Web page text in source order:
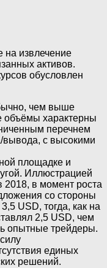
извлечение
активов.
обусловлен
чем выше
объёмы характерны
перечнем
вывода, с высокими
площадке и
Иллюстрацией
2018, в момент роста
со стороны
USD, тогда, как на
2,5 USD, чем
опытные трейдеры.
единых
решений.